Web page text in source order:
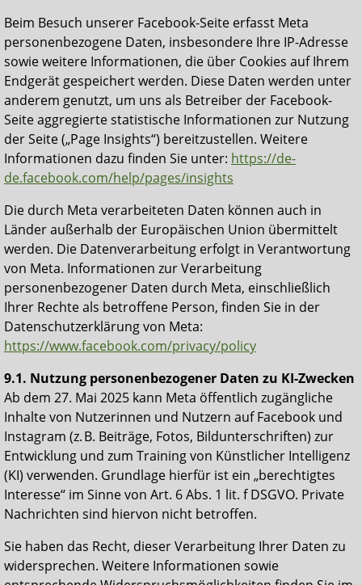
Beim Besuch unserer Facebook-Seite erfasst Meta
personenbezogene Daten, insbesondere Ihre IP-Adresse
sowie weitere Informationen, die über Cookies auf Ihrem
Endgerät gespeichert werden. Diese Daten werden unter
anderem genutzt, um uns als Betreiber der Facebook-
Seite aggregierte statistische Informationen zur Nutzung
der Seite („Page Insights“) bereitzustellen. Weitere
Informationen dazu finden Sie unter: https://de-
de.facebook.com/help/pages/insights
Die durch Meta verarbeiteten Daten können auch in
Länder außerhalb der Europäischen Union übermittelt
werden. Die Datenverarbeitung erfolgt in Verantwortung
von Meta. Informationen zur Verarbeitung
personenbezogener Daten durch Meta, einschließlich
Ihrer Rechte als betroffene Person, finden Sie in der
Datenschutzerklärung von Meta:
https://www.facebook.com/privacy/policy
9.1. Nutzung personenbezogener Daten zu KI-Zwecken
Ab dem 27. Mai 2025 kann Meta öffentlich zugängliche
Inhalte von Nutzerinnen und Nutzern auf Facebook und
Instagram (z. B. Beiträge, Fotos, Bildunterschriften) zur
Entwicklung und zum Training von Künstlicher Intelligenz
(KI) verwenden. Grundlage hierfür ist ein „berechtigtes
Interesse“ im Sinne von Art. 6 Abs. 1 lit. f DSGVO. Private
Nachrichten sind hiervon nicht betroffen.
Sie haben das Recht, dieser Verarbeitung Ihrer Daten zu
widersprechen. Weitere Informationen sowie